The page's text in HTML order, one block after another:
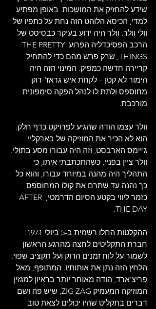
שידע להחזיק את המושכות. באופן מפתיע
למדי, הכיסא הלוהט הזה נחת על כתפיו של
וולי וולר. וולר היה ידוע בעיקר כבסיסט של
הרכב הפסיכדליה הפרוע THE PRETTY
THINGS, שרק פרש מהם כדי להתחיל
קריירה חדשה כמפיק. המינוי הזה היה
הימור לא קטן – לקחת איש גראז'-רוק
מחוספס ולתת לו לנהל הפקה סימפונית
מורכבת.
וולר עצמו הודה שהגיע לפרויקט כדף חלק.
הוא לא הכיר את המוזיקה של בארקליי
ג'יימס הארבסט, וזה היה עבורו מסע בתולי.
וולר ציין בפניי, כשהתכתבתי איתו, כי
התהליך היה מהנה במיוחד עבורו, והוא כל
כך נהנה עד שתרם את קולו המחוספס
כזמר ליווי בקטע הסיום הדרמטי, AFTER
THE DAY.
ההקלטות החלו רשמית ב-5 ביולי 1971.
חברת התקליטים לחצה מהרגע הראשון
לשמור על לוח זמנים הדוק ועל תקציב שפוי.
הלחץ הזה נתן את אותותיו. המתופף, מאל
פריצ'ארד, הודה מאוחר יותר בראיון למגזין
המוזיקה המעמיק ZIG ZAG, שיש פה ושם
דברים בתקליט שהיו יכולים לצאת טוב